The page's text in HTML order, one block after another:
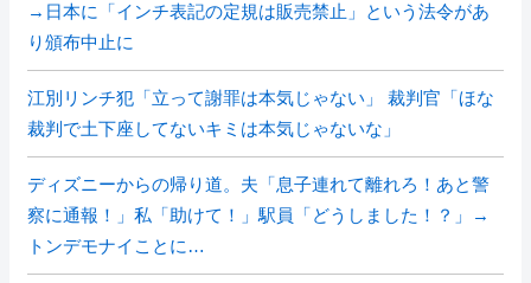
→日本に「インチ表記の定規は販売禁止」という法令があ
り頒布中止に
江別リンチ犯「立って謝罪は本気じゃない」 裁判官「ほな
裁判で土下座してないキミは本気じゃないな」
ディズニーからの帰り道。夫「息子連れて離れろ！あと警
察に通報！」私「助けて！」駅員「どうしました！？」→
トンデモナイことに…